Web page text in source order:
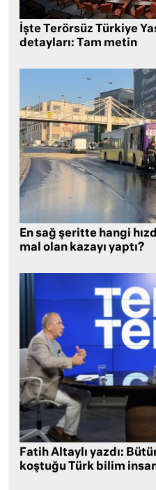
İşte Terörsüz Türkiye
detayları: Tam metin
En sağ şeritte hangi
mal olan kazayı yaptı?
Fatih Altaylı yazdı:
koştuğu Türk bilim